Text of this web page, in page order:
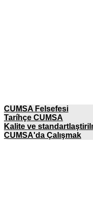
CUMSA Felsefesi
Taríhçe CUMSA
Kalite ve
CUMSA'da Çalışmak